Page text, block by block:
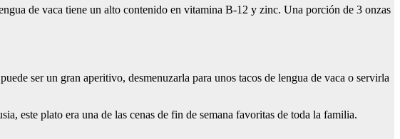
de vaca tiene un alto contenido en vitamina B-12 y zinc. Una porción de 3 onzas
ser un gran aperitivo, desmenuzarla para unos tacos de lengua de vaca o servirla
este plato era una de las cenas de fin de semana favoritas de toda la familia.